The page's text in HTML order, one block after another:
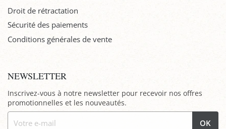
Droit de rétractation
Sécurité des paiements
Conditions générales de vente
NEWSLETTER
Inscrivez-vous à notre newsletter pour recevoir nos offres
promotionnelles et les nouveautés.
OK